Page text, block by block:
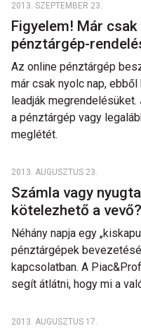
2013. SZEPTEMBER 23.
Figyelem! Már
pénztárgép-
Az online pénztárgép
már csak nyolc nap, ebből
leadják
a pénztárgép vagy
meglétét.
2013. AUGUSZTUS 23.
Számla vagy
kötelezhető a vevő?
Néhány napja egy
pénztárgépek
kapcsolatban. A
segít átlátni, hogy mi a
2013. AUGUSZTUS 17.